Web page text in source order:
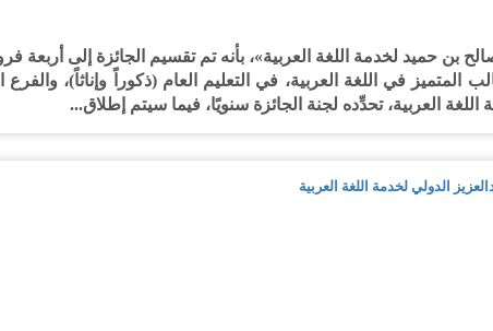
بن حميد لخدمة اللغة العربية»، بأنه تم تقسيم الجائزة إلى أربعة
المتميز في اللغة العربية، في التعليم العام (ذكوراً وإناثاً)،
العربية، تحدِّده لجنة الجائزة سنويًا، فيما سيتم إطلاق...
الدولي لخدمة اللغة العربية